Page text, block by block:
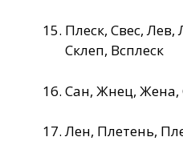
Плеск, Свес, Лев,
Склеп, Всплеск
Сан, Жнец, Жена,
Лен, Плетень,